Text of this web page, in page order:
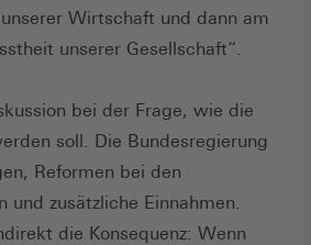
Wirtschaft und dann am
unserer Gesellschaft“.
bei der Frage, wie die
soll. Die Bundesregierung
Reformen bei den
und zusätzliche Einnahmen.
die Konsequenz: Wenn